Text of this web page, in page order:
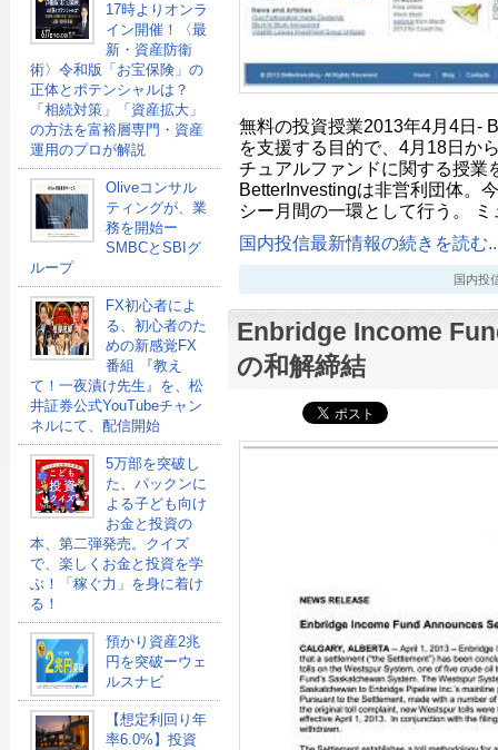
17時よりオンラ
イン開催！〈最
新・資産防衛
術〉令和版「お宝保険」の
正体とポテンシャルは？
「相続対策」「資産拡大」
の方法を富裕層専門・資産
運用のプロが解説
Oliveコンサル
ティングが、業
務を開始ー
SMBCとSBIグ
ループ
FX初心者によ
る、初心者のた
めの新感覚FX
番組 『教え
て！一夜漬け先生』を、松
井証券公式YouTubeチャン
ネルにて、配信開始
5万部を突破し
た、パックンに
よる子ども向け
お金と投資の
本、第二弾発売。クイズ
で、楽しくお金と投資を学
ぶ！「稼ぐ力」を身に着け
る！
預かり資産2兆
円を突破ーウェ
ルスナビ
【想定利回り年
率6.0%】投資
無料の投資授業2013年4月4日-
を支援する目的で、4月18日か
チュアルファンドに関する授業
BetterInvestingは非営利団体。
シー月間の一環として行う。
国内投信最新情報の続きを読む
国内投
Enbridge Income
の和解締結